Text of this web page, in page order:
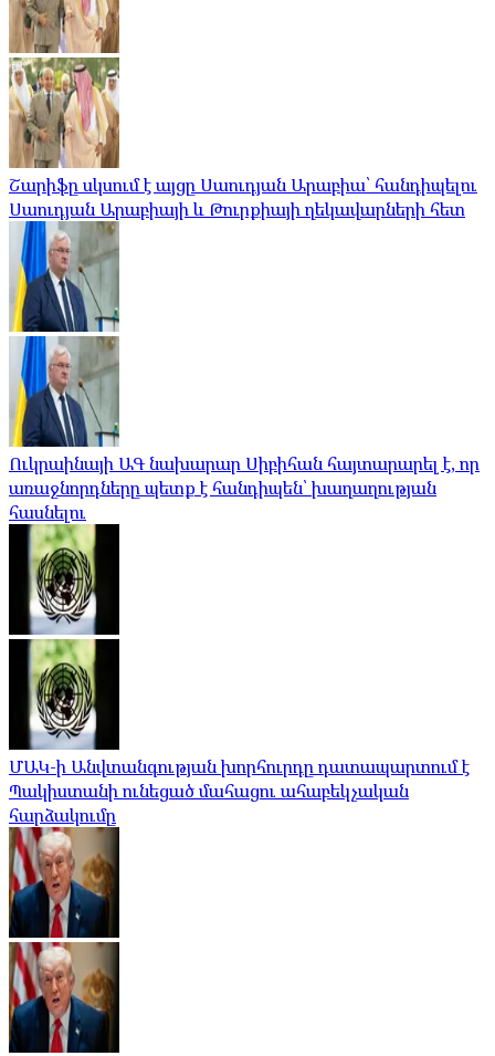
Շարիֆը սկսում է այցը Սաուդյան Արաբիա՝ հանդիպելու
Սաուդյան Արաբիայի և Թուրքիայի ղեկավարների հետ
Ուկրաինայի ԱԳ նախարար Սիբիհան հայտարարել է, որ
առաջնորդները պետք է հանդիպեն՝ խաղաղության
հասնելու
ՄԱԿ-ի Անվտանգության խորհուրդը դատապարտում է
Պակիստանի ունեցած մահացու ահաբեկչական
հարձակումը